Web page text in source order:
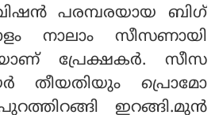
പരമ്പരയായ ബിഗ്
നാലാം സീസണായി
പ്രേക്ഷകര്‍. സീസ
തീയതിയും പ്രൊമോ
ഇറങ്ങി.മുന്‍